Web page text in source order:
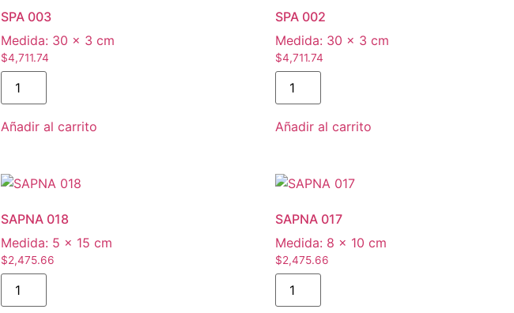
SPA 003
Medida: 30 × 3 cm
$4,711.74
SPA
003
cantidad
Añadir al carrito
SPA 002
Medida: 30 × 3 cm
$4,711.74
SPA
002
cantidad
Añadir al carrito
SAPNA 018
Medida: 5 × 15 cm
$2,475.66
SAPNA
018
cantidad
SAPNA 017
Medida: 8 × 10 cm
$2,475.66
SAPNA
017
cantidad